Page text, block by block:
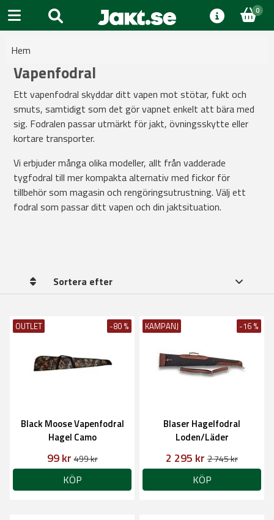
0
Hem
Vapenfodral
Ett vapenfodral skyddar ditt vapen mot stötar, fukt och
smuts, samtidigt som det gör vapnet enkelt att bära med
sig. Fodralen passar utmärkt för jakt, övningsskytte eller
kortare transporter.
Vi erbjuder många olika modeller, allt från vadderade
tygfodral till mer kompakta alternativ med fickor för
tillbehör som magasin och rengöringsutrustning. Välj ett
fodral som passar ditt vapen och din jaktsituation.
Sortera efter
OUTLET -80 %
Black Moose Vapenfodral
Hagel Camo
99 kr499 kr
KÖP
KAMPANJ -16 %
Blaser Hagelfodral
Loden/Läder
2 295 kr 2 745 kr
KÖP